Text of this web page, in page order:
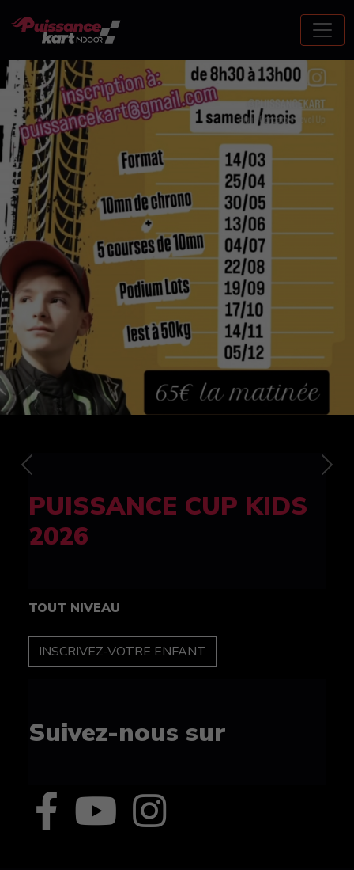
FELINE CUP 100%
féminine
TOUT NIVEAU
INSCRIPTION
Suivez-nous sur
Previous Next